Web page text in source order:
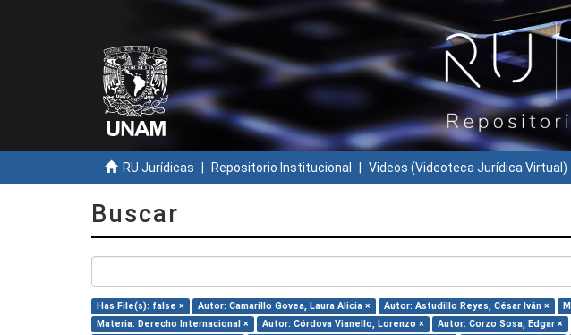
RU Jurídicas Repositorio Institucional Videos (Videoteca Jurídica Virtual)
Buscar
Has File(s): false × Autor: Camarillo Govea, Laura Alicia × Autor: Astudillo Reyes, César Iván ×
Materia: Derecho Internacional ×
Autor: Córdova Vianello, Lorenzo × Autor: Corzo Sosa, Edgar ×